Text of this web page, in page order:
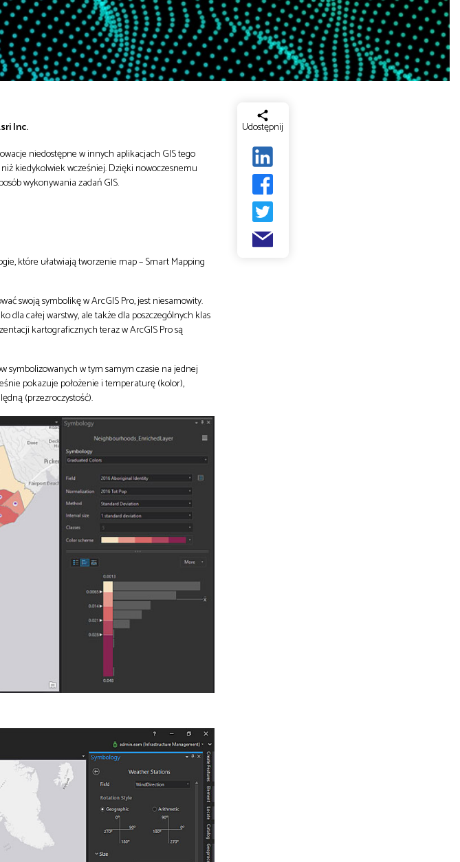
Inc.
niedostępne w innych aplikacjach GIS tego
kiedykolwiek wcześniej. Dzięki nowoczesnemu
wykonywania zadań GIS.
które ułatwiają tworzenie map – Smart Mapping
swoją symbolikę w ArcGIS Pro, jest niesamowity.
dla całej warstwy, ale także dla poszczególnych klas
kartograficznych teraz w ArcGIS Pro są
symbolizowanych w tym samym czasie na jednej
pokazuje położenie i temperaturę (kolor),
(przezroczystość).
Udostępnij